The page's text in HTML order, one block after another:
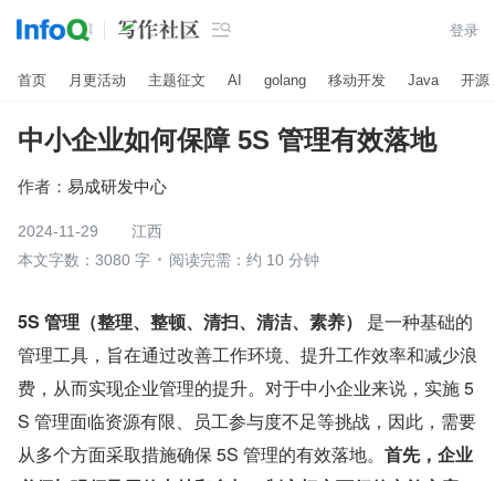
 登录
首页 月更活动 主题征文 AI golang 移动开发 Java 开源
中小企业如何保障 5S 管理有效落地
作者： 易成研发中心
2024-11-29
江西
本文字数：3080 字
阅读完需：约 10 分钟
5S 管理（整理、整顿、清扫、清洁、素养）
是一种基础的
管理工具，旨在通过改善工作环境、提升工作效率和减少浪
费，从而实现企业管理的提升。对于中小企业来说，实施 5
S 管理面临资源有限、员工参与度不足等挑战，因此，需要
从多个方面采取措施确保 5S 管理的有效落地。 首先，企业